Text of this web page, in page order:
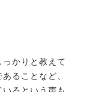
かりと教えて
ることなど、
るという声も